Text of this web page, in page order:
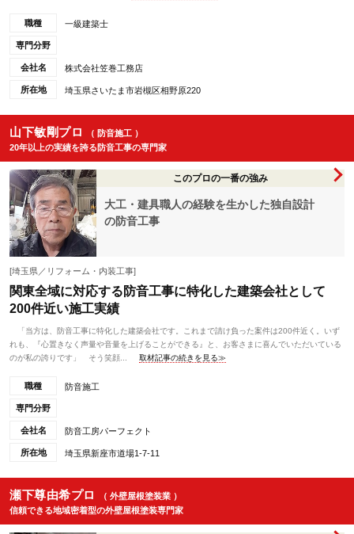
職種 一級建築士
専門分野
会社名 株式会社笠巻工務店
所在地 埼玉県さいたま市岩槻区相野原220
山下敏剛プロ
（ 防音施工 ）
20年以上の実績を誇る防音工事の専門家
このプロの一番の強み
大工・建具職人の経験を生かした独自設計
の防音工事
[埼玉県／リフォーム・内装工事]
関東全域に対応する防音工事に特化した建築会社として
200件近い施工実績
「当方は、防音工事に特化した建築会社です。これまで請け負った案件は200件近く。いず
れも、『心置きなく声量や音量を上げることができる』と、お客さまに喜んでいただいている
のが私の誇りです」 そう笑顔...
取材記事の続きを見る≫
職種 防音施工
専門分野
会社名 防音工房パーフェクト
所在地 埼玉県新座市道場1-7-11
瀬下尊由希プロ
（ 外壁屋根塗装業 ）
信頼できる地域密着型の外壁屋根塗装専門家